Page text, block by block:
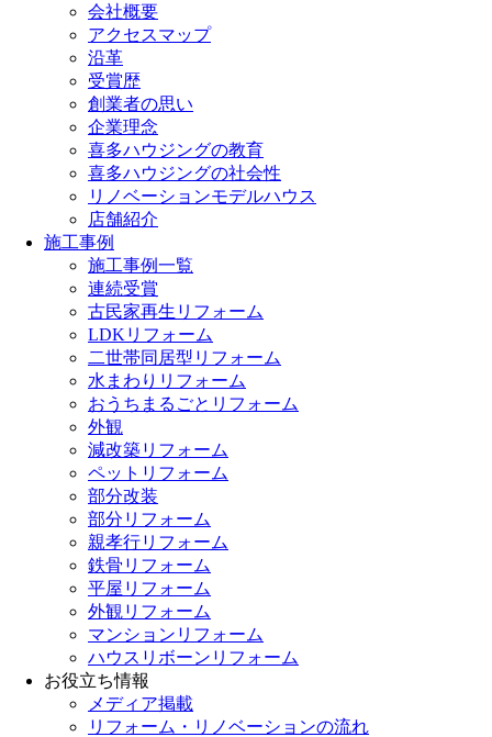
会社概要
アクセスマップ
沿革
受賞歴
創業者の思い
企業理念
喜多ハウジングの教育
喜多ハウジングの社会性
リノベーションモデルハウス
店舗紹介
施工事例
施工事例一覧
連続受賞
古民家再生リフォーム
LDKリフォーム
二世帯同居型リフォーム
水まわりリフォーム
おうちまるごとリフォーム
外観
減改築リフォーム
ペットリフォーム
部分改装
部分リフォーム
親孝行リフォーム
鉄骨リフォーム
平屋リフォーム
外観リフォーム
マンションリフォーム
ハウスリボーンリフォーム
お役立ち情報
メディア掲載
リフォーム・リノベーションの流れ